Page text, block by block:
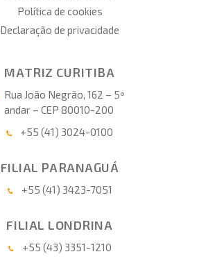
Política de cookies
Declaração de privacidade
MATRIZ CURITIBA
Rua João Negrão, 162 – 5º
andar – CEP 80010-200
+55 (41) 3024-0100
FILIAL PARANAGUÁ
+55 (41) 3423-7051
FILIAL LONDRINA
+55 (43) 3351-1210